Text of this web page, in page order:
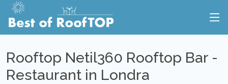
Rooftop Netil360 Rooftop Bar -
Restaurant in Londra